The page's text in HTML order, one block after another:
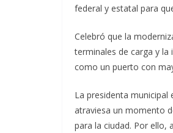
federal y estatal para
Celebró que la
terminales de carga y la
como un puerto con
La presidenta
atraviesa un momento
para la ciudad. Por ello,